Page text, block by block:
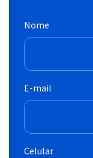
Nome
E-mail
Celular